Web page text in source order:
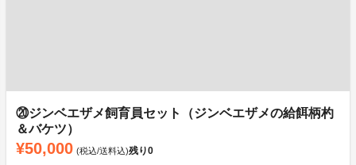
⑳ジンベエザメ飼育員セット（ジンベエザメの給餌柄杓
＆バケツ）
¥50,000 (税込/送料込)残り0